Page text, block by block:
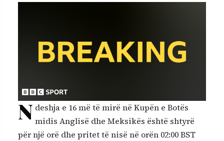
N deshja e 16 më të mirë në Kupën e Botës
midis Anglisë dhe Meksikës është shtyrë
për një orë dhe pritet të nisë në orën 02:00 BST